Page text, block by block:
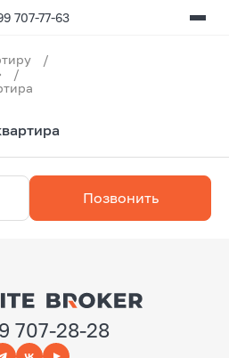
707-77-63
/
/
Позвонить
707-28-28